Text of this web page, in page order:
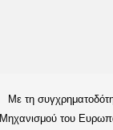
Με τη
Μηχανισμού του